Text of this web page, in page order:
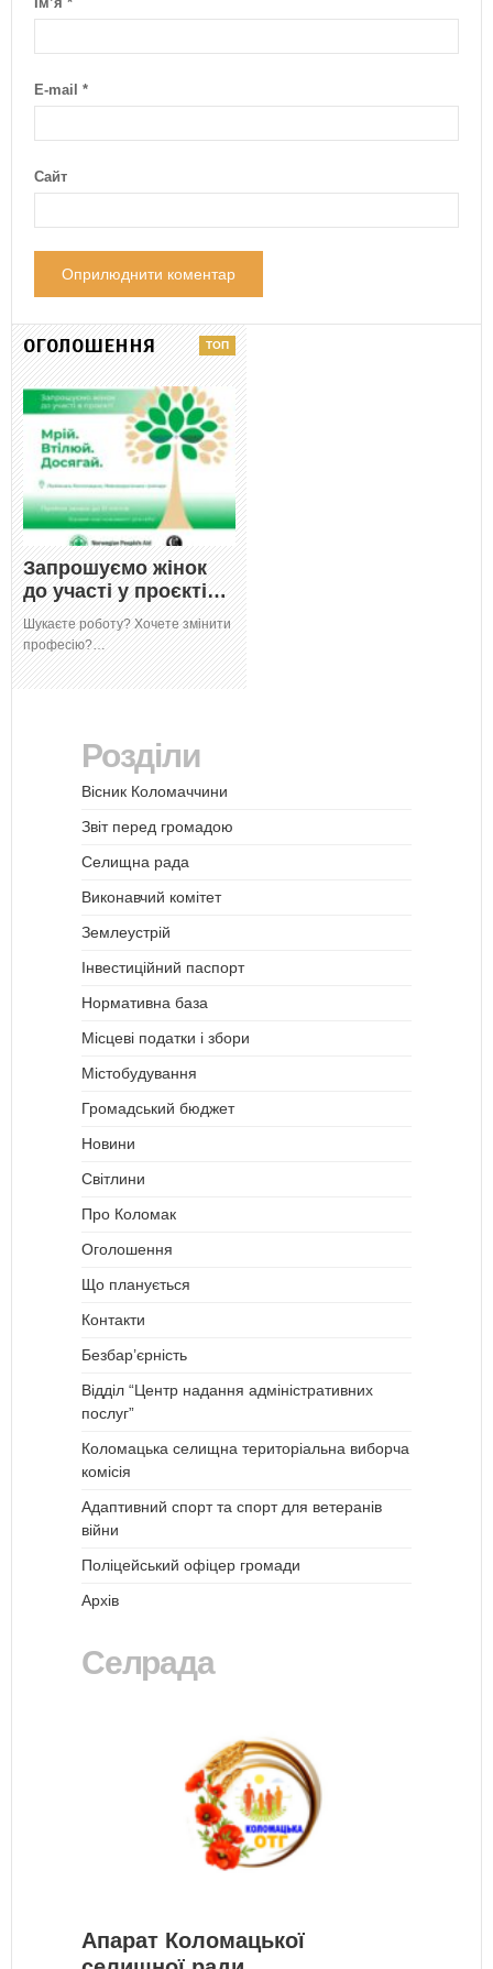
E-mail *
Сайт
ОГОЛОШЕННЯ
Запрошуємо жінок
до участі у проєкті…
Шукаєте роботу? Хочете змінити
професію?…
Розділи
Вісник Коломаччини
Звіт перед громадою
Селищна рада
Виконавчий комітет
Землеустрій
Інвестиційний паспорт
Нормативна база
Місцеві податки і збори
Містобудування
Громадський бюджет
Новини
Світлини
Про Коломак
Оголошення
Що планується
Контакти
Безбар’єрність
Відділ “Центр надання адміністративних
послуг”
Коломацька селищна територіальна виборча
комісія
Адаптивний спорт та спорт для ветеранів
війни
Поліцейський офіцер громади
Архів
Селрада
Апарат Коломацької